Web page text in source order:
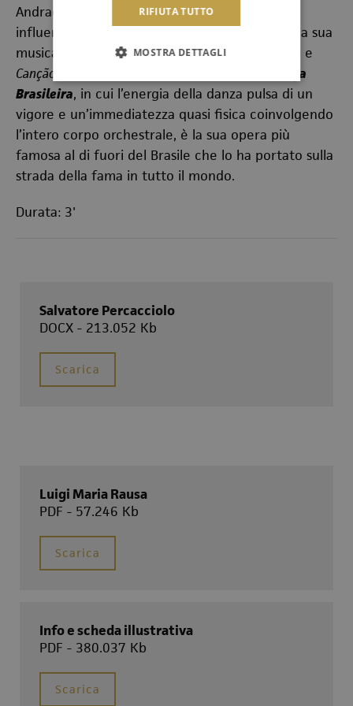
Andrade lo hanno influenzato nell'adottare
influenze popolari brasiliane in gran parte della sua
musica. All'età di 21 anni scriveDança Brasileira
e
Canção Sertaneja
Dança
Brasileira, in cui l’energia della danza pulsa di un
vigore e un’immediatezza quasi fisica coinvolgendo
l’intero corpo orchestrale, è la sua opera più
famosa al di fuori del Brasile che lo ha portato sulla
strada della fama in tutto il mondo.
Durata: 3'
Salvatore Percacciolo
DOCX - 213.052 Kb
Scarica
Luigi Maria Rausa
PDF - 57.246 Kb
Scarica
Info e scheda illustrativa
PDF - 380.037 Kb
Scarica
RIFIUTA TUTTO
MOSTRA DETTAGLI